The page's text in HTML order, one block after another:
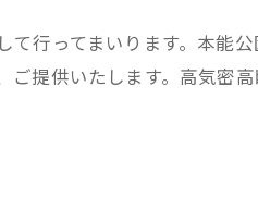
行ってまいります。本能
提供いたします。高気密高